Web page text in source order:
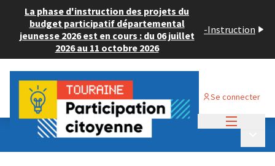
La phase d'instruction des projets du
budget participatif départemental
jeunesse 2026 est en cours : du 06 juillet
2026 au 11 octobre 2026
-Instruction
Se connecter
Budget Participatif ADULTE 2024
💡 Déposer un projet